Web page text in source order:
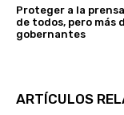
Proteger a la
de todos, pero más
gobernantes
ARTÍCULOS